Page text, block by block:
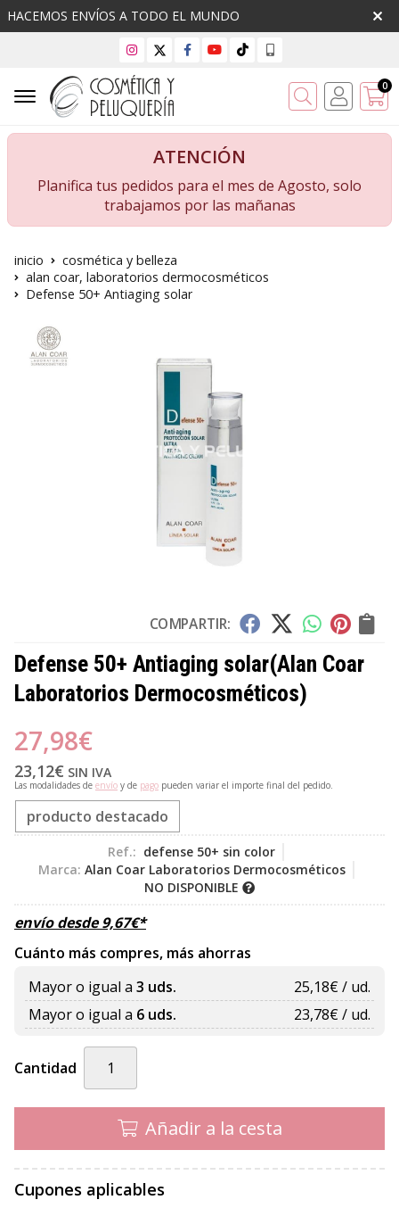
HACEMOS ENVÍOS A TODO EL MUNDO
Buscar 0
ATENCIÓN
Planifica tus pedidos para el mes de Agosto, solo
trabajamos por las mañanas
inicio
cosmética y belleza
alan coar, laboratorios dermocosméticos
Defense 50+ Antiaging solar
COMPARTIR:
Defense 50+ Antiaging solar(Alan Coar
Laboratorios Dermocosméticos)
27,98€
23,12€ SIN IVA
Las modalidades de envío y de pago pueden variar el importe final del pedido.
producto destacado
Ref.: defense 50+ sin color
Marca: Alan Coar Laboratorios Dermocosméticos
NO DISPONIBLE
envío desde9,67€*
Cuánto más compres, más ahorras
Mayor o igual a 3 uds. 25,18€ / ud.
Mayor o igual a 6 uds. 23,78€ / ud.
Cantidad
Añadir a la cesta
Cupones aplicables